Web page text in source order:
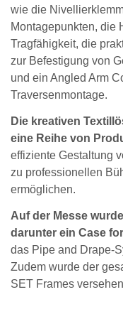
wie die
Montagepunkten, die
Tragfähigkeit, die
zur Befestigung von
und ein Angled Arm
Traversenmontage.
Die kreativen
eine Reihe von
effiziente Gestaltung
zu professionellen
ermöglichen.
Auf der Messe
darunter ein Case
das Pipe and Drape-
Zudem wurde der
SET Frames